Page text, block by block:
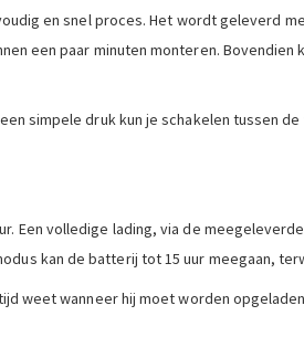
en snel proces. Het wordt geleverd
een paar minuten monteren.
simpele druk kun je schakelen tussen
Een volledige lading, via de
kan de batterij tot 15 uur meegaan,
weet wanneer hij moet worden